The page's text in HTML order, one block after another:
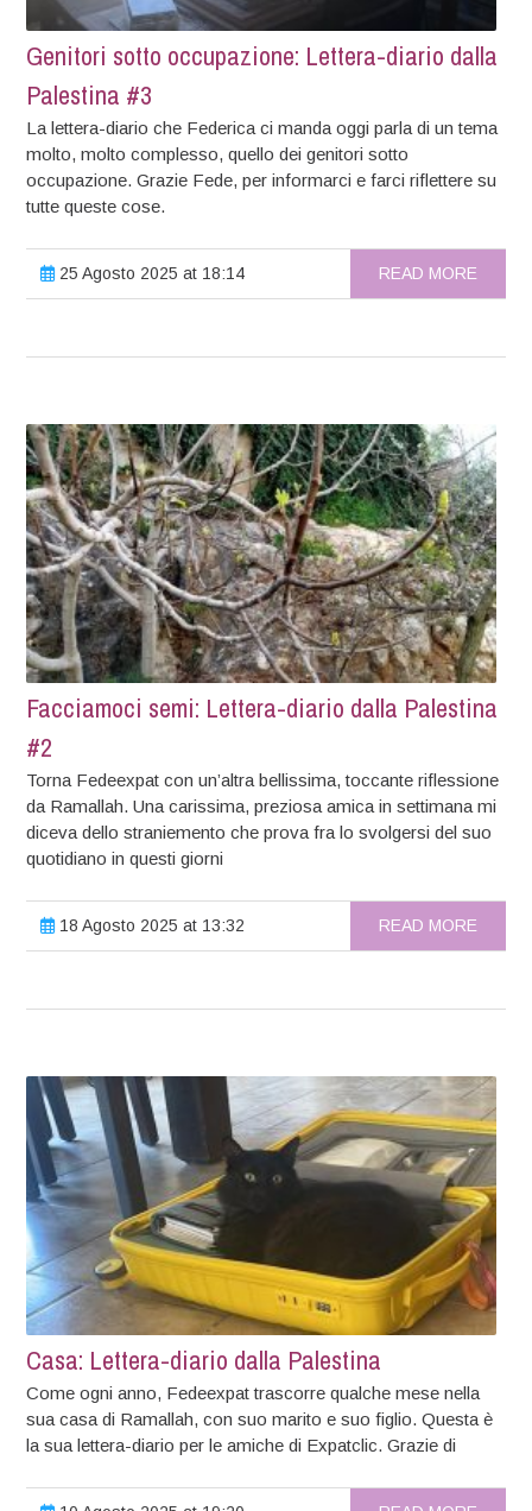
Genitori sotto occupazione: Lettera-diario dalla
Palestina #3
La lettera-diario che Federica ci manda oggi parla di un tema
molto, molto complesso, quello dei genitori sotto
occupazione. Grazie Fede, per informarci e farci riflettere su
tutte queste cose.
25 Agosto 2025 at 18:14 READ MORE
Facciamoci semi: Lettera-diario dalla Palestina
#2
Torna Fedeexpat con un’altra bellissima, toccante riflessione
da Ramallah. Una carissima, preziosa amica in settimana mi
diceva dello straniemento che prova fra lo svolgersi del suo
quotidiano in questi giorni
18 Agosto 2025 at 13:32 READ MORE
Casa: Lettera-diario dalla Palestina
Come ogni anno, Fedeexpat trascorre qualche mese nella
sua casa di Ramallah, con suo marito e suo figlio. Questa è
la sua lettera-diario per le amiche di Expatclic. Grazie di